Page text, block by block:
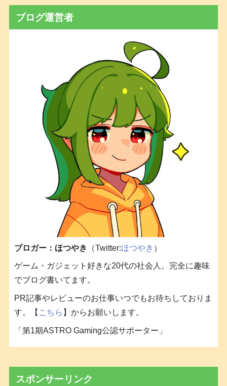
ブログ運営者
ブロガー：ほつやき （Twitter:ほつやき ）
ゲーム・ガジェット好きな20代の社会人。完全に趣味
でブログ書いてます。
PR記事やレビューのお仕事いつでもお待ちしておりま
す。【 こちら 】からお願いします。
「第1期ASTRO Gaming公認サポーター」
スポンサーリンク